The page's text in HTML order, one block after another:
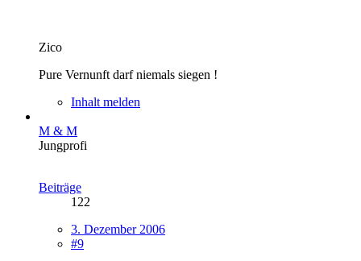
Zico
Pure Vernunft darf niemals siegen !
Inhalt melden
M & M
Jungprofi
Beiträge
122
3. Dezember 2006
#9